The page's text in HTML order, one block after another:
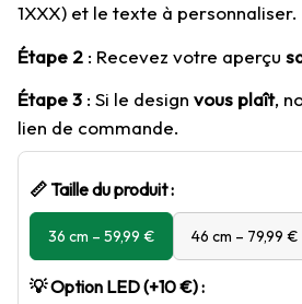
1XXX) et le texte à personnaliser.
Étape 2 : Recevez votre aperçu
Étape 3 : Si le design vous plaît,
lien de commande.
📏 Taille du produit :
36 cm – 59,99 € 46 cm – 79,99 €
💡 Option LED (+10 €) :